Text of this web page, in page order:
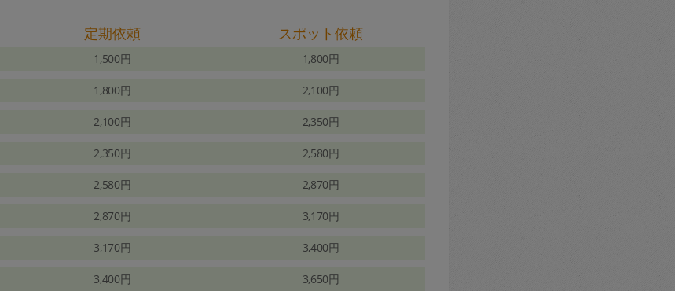
定期依頼 スポット依頼
1,500円 1,800円
1,800円 2,100円
2,100円 2,350円
2,350円 2,580円
2,580円 2,870円
2,870円 3,170円
3,170円 3,400円
3,400円 3,650円